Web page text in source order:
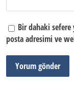
Bir dahaki sefere
posta adresimi ve